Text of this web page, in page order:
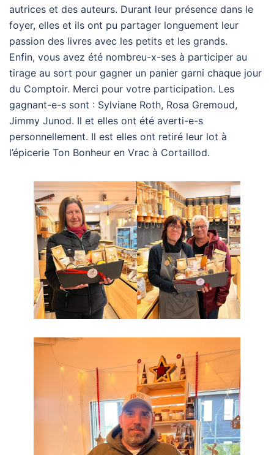
autrices et des auteurs. Durant leur présence dans le
foyer, elles et ils ont pu partager longuement leur
passion des livres avec les petits et les grands.
Enfin, vous avez été nombreu-x-ses à participer au
tirage au sort pour gagner un panier garni chaque jour
du Comptoir. Merci pour votre participation. Les
gagnant-e-s sont : Sylviane Roth, Rosa Gremoud,
Jimmy Junod. Il et elles ont été averti-e-s
personnellement. Il est elles ont retiré leur lot à
l’épicerie Ton Bonheur en Vrac à Cortaillod.